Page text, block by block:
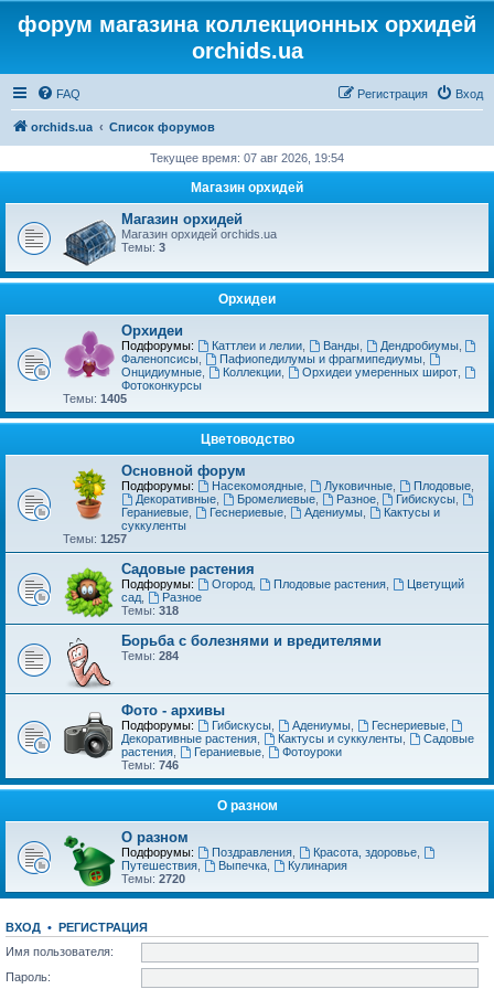
форум магазина коллекционных орхидей
orchids.ua
FAQ Вход
Регистрация
orchids.ua Список форумов
Текущее время: 07 авг 2026, 19:54
Магазин орхидей
Магазин орхидей
Магазин орхидей orchids.ua
Темы: 3
Орхидеи
Орхидеи
Подфорумы: Каттлеи и лелии, Ванды, Дендробиумы,
Фаленопсисы
Пафиопедилумы и фрагмипедиумы,
Онцидиумные
Коллекции, Орхидеи умеренных широт,
Фотоконкурсы
Темы: 1405
Цветоводство
Основной форум
Подфорумы: Насекомоядные, Луковичные, Плодовые,
Декоративные, Бромелиевые, Разное, Гибискусы
Гераниевые
Геснериевые, Адениумы,
Кактусы и
суккуленты
Темы: 1257
Садовые растения
Подфорумы: Огород, Плодовые растения,
Цветущий
сад
Разное
Темы: 318
Борьба с болезнями и вредителями
Темы: 284
Фото - архивы
Подфорумы: Гибискусы, Адениумы, Геснериевые,
Декоративные растения
Кактусы и суккуленты,
Садовые
растения
Гераниевые,
Фотоуроки
Темы: 746
О разном
О разном
Подфорумы: Поздравления, Красота, здоровье,
Путешествия
Выпечка,
Кулинария
Темы: 2720
ВХОД • РЕГИСТРАЦИЯ
Имя пользователя:
Пароль: